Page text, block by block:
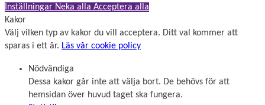
Inställningar Neka alla Acceptera alla
Kakor
Välj vilken typ av kakor du vill acceptera. Ditt val kommer att
sparas i ett år. Läs vår cookie policy
Nödvändiga
Dessa kakor går inte att välja bort. De behövs för att
hemsidan över huvud taget ska fungera.